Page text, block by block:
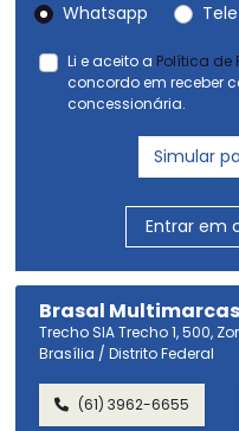
Brasal Multimarcas
Trecho SIA Trecho 1, 500,
Brasília / Distrito Federal
(61) 3962-6655
Whatsapp
Li e aceito a Política de
concordo em receber
concessionária.
Simular
Entrar em